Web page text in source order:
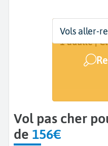
Départ
De...
Dates
Dates de
Voyageurs |
1 adulte |
Vols aller-
Vol pas cher
de 156€